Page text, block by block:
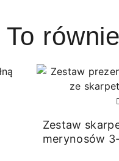
To
Zestaw
merynosów